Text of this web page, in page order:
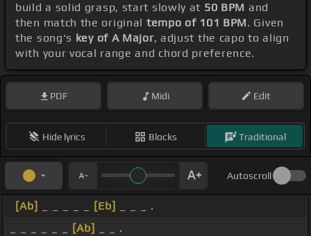
build a solid grasp, start slowly at 50 BPM and
then match the original tempo of 101 BPM. Given
the song's key of A Major, adjust the capo to align
with your vocal range and chord preference.
PDF Midi Edit
Hide lyrics Blocks Traditional
Autoscroll
[Ab] [Eb]
_ _ _ .
[Ab]
_ _ .